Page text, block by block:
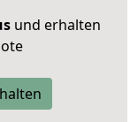
und erhalten